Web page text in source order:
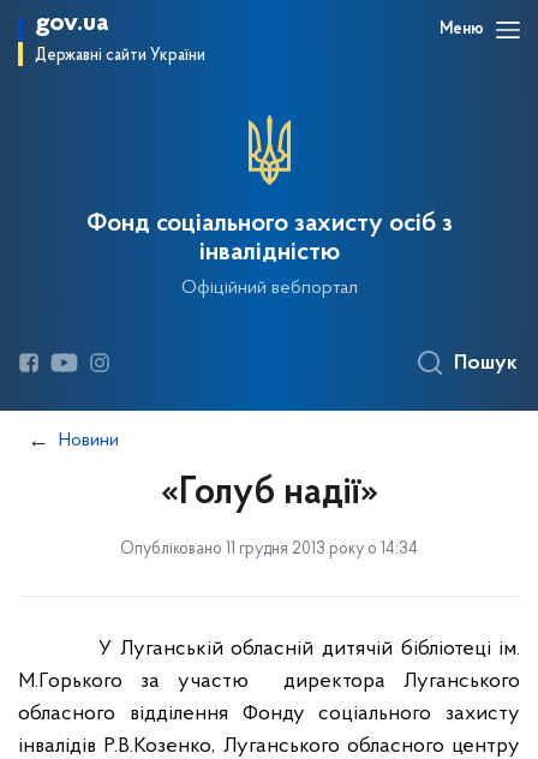
gov.ua
Державні сайти України
Меню
Фонд соціального захисту осіб з
інвалідністю
Офіційний вебпортал
Пошук
Новини
«Голуб надії»
Опубліковано 11 грудня 2013 року о 14:34
У Луганській обласній дитячій бібліотеці ім.
М.Горького за участю
директора Луганського
обласного відділення Фонду соціального захисту
інвалідів Р.В.Козенко, Луганського обласного центру